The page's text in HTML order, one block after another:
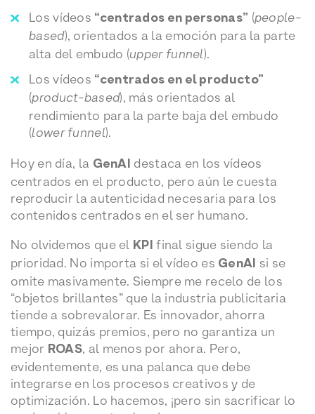
Los vídeos “centrados en personas” (people-
based), orientados a la emoción para la parte
alta del embudo (upper funnel).
Los vídeos “centrados en el producto”
(product-based), más orientados al
rendimiento para la parte baja del embudo
(lower funnel).
Hoy en día, la GenAI destaca en los vídeos
centrados en el producto, pero aún le cuesta
reproducir la autenticidad necesaria para los
contenidos centrados en el ser humano.
No olvidemos que el KPI final sigue siendo la
prioridad. No importa si el vídeo es GenAI si se
omite masivamente. Siempre me recelo de los
“objetos brillantes” que la industria publicitaria
tiende a sobrevalorar. Es innovador, ahorra
tiempo, quizás premios, pero no garantiza un
mejor ROAS, al menos por ahora. Pero,
evidentemente, es una palanca que debe
integrarse en los procesos creativos y de
optimización. Lo hacemos, ¡pero sin sacrificar lo